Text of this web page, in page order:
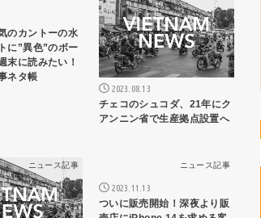
のカントーの水
に”異色”のボー
末に読みたい！
ネタ帳
2023.08.13
チェコのシュコダ、21年にク
アンニン省で生産拠点設置へ
ニュース記事 ニュース記事
2023.11.13
ついに販売開始！深夜より販